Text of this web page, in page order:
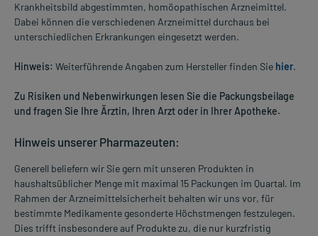
Krankheitsbild abgestimmten, homöopathischen Arzneimittel.
Dabei können die verschiedenen Arzneimittel durchaus bei
unterschiedlichen Erkrankungen eingesetzt werden.
Hinweis: Weiterführende Angaben zum Hersteller finden Sie hier.
Zu Risiken und Nebenwirkungen lesen Sie die Packungsbeilage
und fragen Sie Ihre Ärztin, Ihren Arzt oder in Ihrer Apotheke.
Hinweis unserer Pharmazeuten:
Generell beliefern wir Sie gern mit unseren Produkten in
haushaltsüblicher Menge mit maximal 15 Packungen im Quartal. Im
Rahmen der Arzneimittelsicherheit behalten wir uns vor, für
bestimmte Medikamente gesonderte Höchstmengen festzulegen.
Dies trifft insbesondere auf Produkte zu, die nur kurzfristig